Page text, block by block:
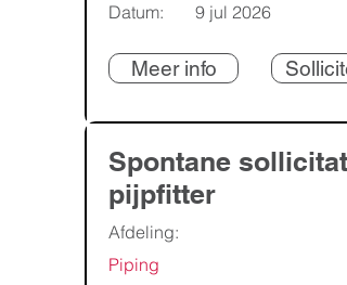
Datum:
9 jul 2026
Meer info
Spontane
pijpfitter
Afdeling:
Piping